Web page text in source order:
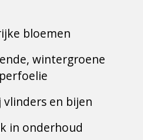
bloemen
wintergroene
vlinders en bijen
in onderhoud